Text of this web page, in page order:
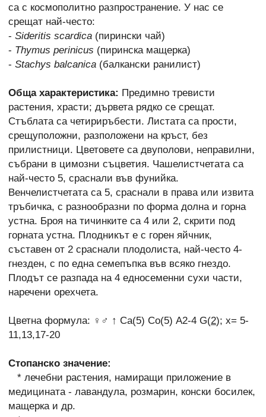
са с космополитно разпространение. У нас се
срещат най-често:
- Sideritis scardica (пирински чай)
- Thymus perinicus (пиринска мащерка)
- Stachys balcanica (балкански ранилист)
Обща характеристика: Предимно тревисти
растения, храсти; дървета рядко се срещат.
Стъблата са четириръбести. Листата са прости,
срещуположни, разположени на кръст, без
прилистници. Цветовете са двуполови, неправилни,
събрани в цимозни съцветия. Чашелистчетата са
най-често 5, сраснали във фунийка.
Венчелистчетата са 5, сраснали в права или извита
тръбичка, с разнообразни по форма долна и горна
устна. Броя на тичинките са 4 или 2, скрити под
горната устна. Плодникът е с горен яйчник,
съставен от 2 сраснали плодолиста, най-често 4-
гнезден, с по една семепъпка във всяко гнездо.
Плодът се разпада на 4 едносеменни сухи части,
наречени орехчета.
Цветна формула: ♀♂ ↑ Са(5) Со(5) А2-4 G(2); x= 5-
11,13,17-20
Стопанско значение:
* лечебни растения, намиращи приложение в
медицината - лавандула, розмарин, конски босилек,
мащерка и др.